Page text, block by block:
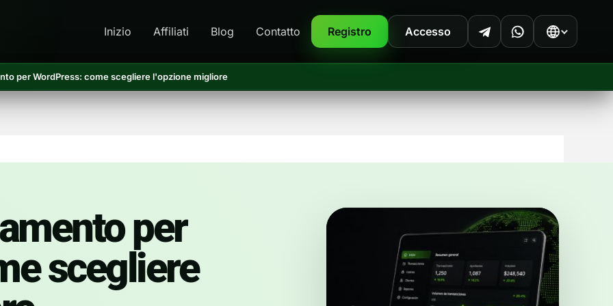
Inizio Affiliati Blog Contatto Registro Accesso
per WordPress: come scegliere l'opzione migliore
per
scegliere